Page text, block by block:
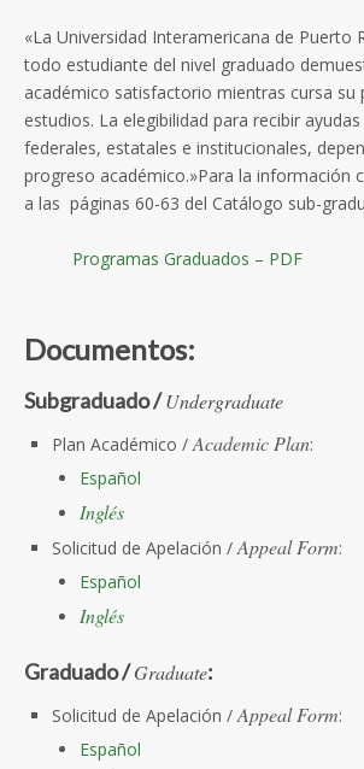
«La Universidad Interamericana de Puerto
todo estudiante del nivel graduado
académico satisfactorio mientras cursa su
estudios. La elegibilidad para recibir
federales, estatales e institucionales,
progreso académico.»Para la información
a las páginas 60-63 del Catálogo sub-
Programas Graduados – PDF
Documentos:
Subgraduado /Undergraduate
Plan Académico /Academic Plan:
Español
Inglés
Solicitud de Apelación /Appeal Form:
Español
Inglés
Graduado /Graduate:
Solicitud de Apelación /Appeal Form:
Español